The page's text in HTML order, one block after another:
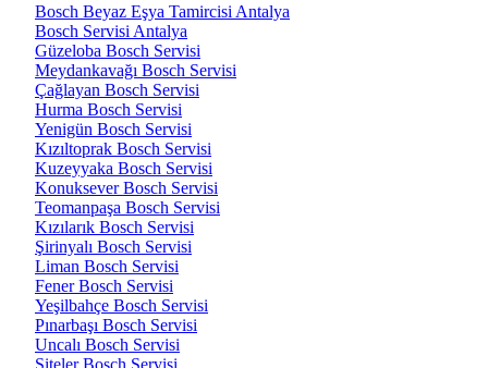
Bosch Beyaz Eşya Tamircisi Antalya
Bosch Servisi Antalya
Güzeloba Bosch Servisi
Meydankavağı Bosch Servisi
Çağlayan Bosch Servisi
Hurma Bosch Servisi
Yenigün Bosch Servisi
Kızıltoprak Bosch Servisi
Kuzeyyaka Bosch Servisi
Konuksever Bosch Servisi
Teomanpaşa Bosch Servisi
Kızılarık Bosch Servisi
Şirinyalı Bosch Servisi
Liman Bosch Servisi
Fener Bosch Servisi
Yeşilbahçe Bosch Servisi
Pınarbaşı Bosch Servisi
Uncalı Bosch Servisi
Siteler Bosch Servisi